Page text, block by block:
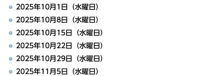
2025年10月1日（水曜日）
2025年10月8日（水曜日）
2025年10月15日（水曜日）
2025年10月22日（水曜日）
2025年10月29日（水曜日）
2025年11月5日（水曜日）